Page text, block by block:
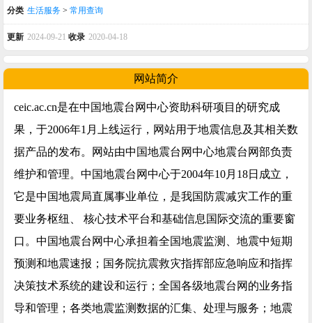
分类 生活服务 > 常用查询
更新 2024-09-21 收录 2020-04-18
网站简介
ceic.ac.cn是在中国地震台网中心资助科研项目的研究成
果，于2006年1月上线运行，网站用于地震信息及其相关数
据产品的发布。网站由中国地震台网中心地震台网部负责
维护和管理。中国地震台网中心于2004年10月18日成立，
它是中国地震局直属事业单位，是我国防震减灾工作的重
要业务枢纽、 核心技术平台和基础信息国际交流的重要窗
口。中国地震台网中心承担着全国地震监测、地震中短期
预测和地震速报；国务院抗震救灾指挥部应急响应和指挥
决策技术系统的建设和运行；全国各级地震台网的业务指
导和管理；各类地震监测数据的汇集、处理与服务；地震